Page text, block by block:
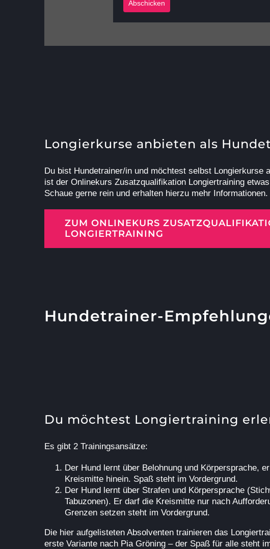
Abschicken
Longierkurse anbieten als
Du bist Hundetrainer/in und möchtest selbst Longierkurse
ist der Onlinekurs Zusatzqualifikation Longiertraining
Schaue gerne rein und erhalten hierzu mehr Informationen.
ZUM ONLINEKURS
LONGIERTRAINING
Hundetrainer-
Du möchtest Longiertraining
Es gibt 2 Trainingsansätze:
Der Hund lernt über Belohnung und Körpersprache,
Kreismitte hinein. Spaß steht im Vordergrund.
Der Hund lernt über Strafen und Körpersprache
Tabuzonen). Er darf die Kreismitte nur nach
Grenzen setzen steht im Vordergrund.
Die hier aufgelisteten Absolventen trainieren das
erste Variante nach Pia Gröning – der Spaß für alle steht